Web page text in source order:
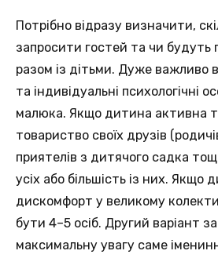
Потрібно відразу визначити,
запросити гостей та чи будуть
разом із дітьми. Дуже важливо
та індивідуальні психологічні
малюка. Якщо дитина активна
товариство своїх друзів
приятелів з дитячого садка
усіх або більшість із них. Якщо
дискомфорт у великому
бути 4–5 осіб. Другий варіант
максимальну увагу саме